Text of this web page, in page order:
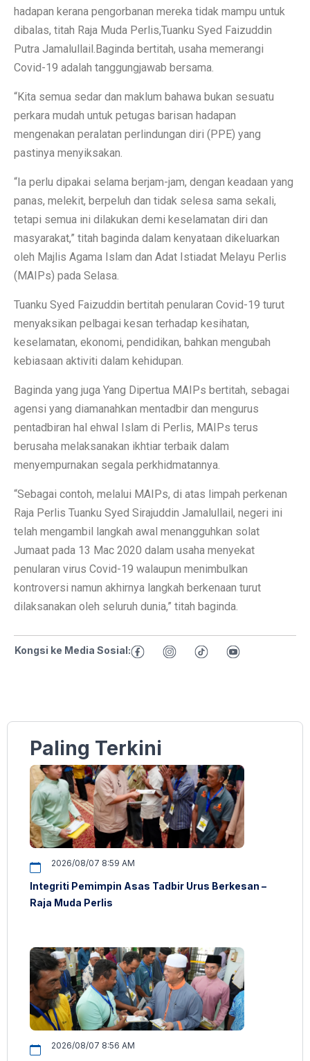
hadapan kerana pengorbanan mereka tidak mampu untuk
dibalas, titah Raja Muda Perlis,Tuanku Syed Faizuddin
Putra Jamalullail.Baginda bertitah, usaha memerangi
Covid-19 adalah tanggungjawab bersama.
“Kita semua sedar dan maklum bahawa bukan sesuatu
perkara mudah untuk petugas barisan hadapan
mengenakan peralatan perlindungan diri (PPE) yang
pastinya menyiksakan.
“Ia perlu dipakai selama berjam-jam, dengan keadaan yang
panas, melekit, berpeluh dan tidak selesa sama sekali,
tetapi semua ini dilakukan demi keselamatan diri dan
masyarakat,” titah baginda dalam kenyataan dikeluarkan
oleh Majlis Agama Islam dan Adat Istiadat Melayu Perlis
(MAIPs) pada Selasa.
Tuanku Syed Faizuddin bertitah penularan Covid-19 turut
menyaksikan pelbagai kesan terhadap kesihatan,
keselamatan, ekonomi, pendidikan, bahkan mengubah
kebiasaan aktiviti dalam kehidupan.
Baginda yang juga Yang Dipertua MAIPs bertitah, sebagai
agensi yang diamanahkan mentadbir dan mengurus
pentadbiran hal ehwal Islam di Perlis, MAIPs terus
berusaha melaksanakan ikhtiar terbaik dalam
menyempurnakan segala perkhidmatannya.
“Sebagai contoh, melalui MAIPs, di atas limpah perkenan
Raja Perlis Tuanku Syed Sirajuddin Jamalullail, negeri ini
telah mengambil langkah awal menangguhkan solat
Jumaat pada 13 Mac 2020 dalam usaha menyekat
penularan virus Covid-19 walaupun menimbulkan
kontroversi namun akhirnya langkah berkenaan turut
dilaksanakan oleh seluruh dunia,” titah baginda.
Kongsi ke Media Sosial:
Paling Terkini
2026/08/07 8:59 AM
Integriti Pemimpin Asas Tadbir Urus Berkesan –
Raja Muda Perlis
2026/08/07 8:56 AM